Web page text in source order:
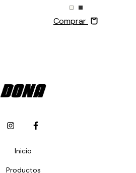
Comprar
Inicio
Productos